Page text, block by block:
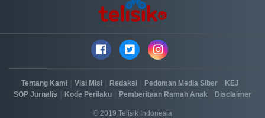
Tentang Kami Visi Misi Redaksi Pedoman Media Siber KEJ
SOP Jurnalis Kode Perilaku Pemberitaan Ramah Anak Disclaimer
© 2019 Telisik Indonesia